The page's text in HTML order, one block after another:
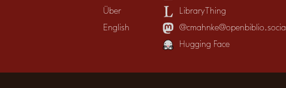
Über
English
LibraryThing
@cmahnke@openbiblio.social
Hugging Face